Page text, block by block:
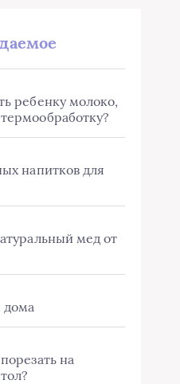
ребенку молоко,
напитков для
мед от
дома
на